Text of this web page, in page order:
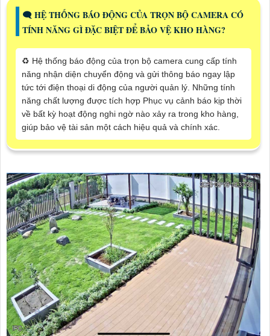
🗨️ HỆ THỐNG BÁO ĐỘNG CỦA TRỌN BỘ CAMERA CÓ
TÍNH NĂNG GÌ ĐẶC BIỆT ĐỂ BẢO VỆ KHO HÀNG?
♻️ Hệ thống báo động của trọn bộ camera cung cấp tính
năng nhận diện chuyển động và gửi thông báo ngay lập
tức tới điện thoại di động của người quản lý. Những tính
năng chất lượng được tích hợp Phục vụ cảnh báo kịp thời
về bất kỳ hoạt động nghi ngờ nào xảy ra trong kho hàng,
giúp bảo vệ tài sản một cách hiệu quả và chính xác.